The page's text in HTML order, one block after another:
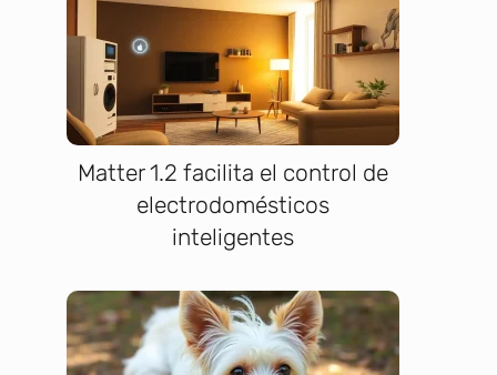
Matter 1.2 facilita el control de
electrodomésticos
inteligentes